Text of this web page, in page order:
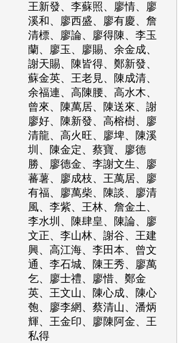
王新發、李蘇照、廖情、廖
溪和、廖西盛、廖有慶、詹
清標、廖論、廖得陳、李玉
蘭、廖玉、廖賜、余金成、
謝天賜、陳皆得、鄭新發、
蘇金英、王老見、陳成清、
余福連、高陳腰、高水木、
曾來、陳萬居、陳送來、謝
廖好、陳新發、高榕樹、廖
清龍、高火旺、廖埤、陳溪
圳、陳金定、蔡寶、廖德
勝、廖德金、李謝文生、廖
蕃薯、廖成枝、王萬居、廖
有福、廖萬柴、陳談、廖清
風、李紫、王林、詹金土、
李水圳、陳肆皇、陳論、廖
文正、李山林、謝谷、王建
興、高江海、李田本、曾文
通、李石城、陳王秀、廖萬
乞、廖士禮、廖惜、鄭金
英、王文山、陳心成、陳心
匏、廖李網、蔡清山、潘炳
輝、王金印、廖陳阿金、王
私得